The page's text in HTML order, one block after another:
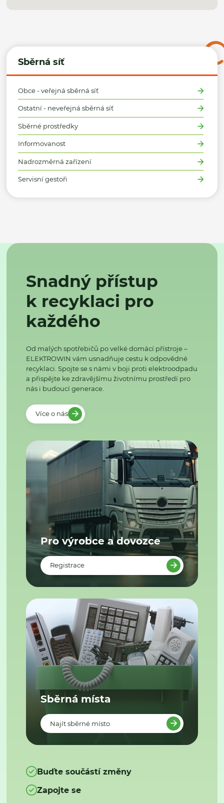
Sběrná síť
Obce - veřejná sběrná síť
Ostatní - neveřejná sběrná síť
Sběrné prostředky
Informovanost
Nadrozměrná zařízení
Servisní gestoři
Snadný přístup
k recyklaci pro
každého
Od malých spotřebičů po velké domácí přístroje –
ELEKTROWIN vám usnadňuje cestu k odpovědné
recyklaci. Spojte se s námi v boji proti elektroodpadu
a přispějte ke zdravějšímu životnímu prostředí pro
nás i budoucí generace.
Více o nás
Pro výrobce a dovozce
Registrace
Sběrná místa
Najít sběrné místo
Buďte součástí změny
Zapojte se